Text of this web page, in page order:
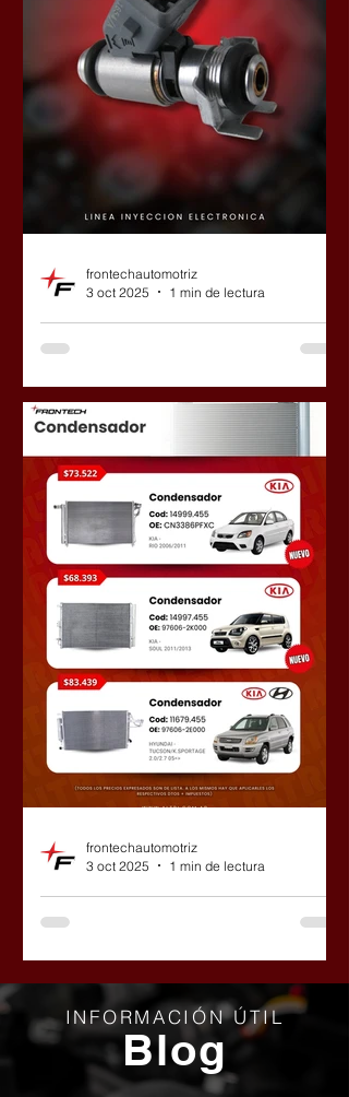
Actualización en nuestro
catálogo de Inyectores
Tuvimos nuevos ingresos y ya están
modificados todos los precios de lista.
en tu local, no dejes de comunicarte
con nosotros. Si sos cliente final,
podemos asesorarte y decirte en
donde encontrarlos.
frontechautomotriz
3 oct 2025
1 min de lectura
Nuevos ingresos en
condensadores Frontech
Dentro del catálogo que ya está
cargado en nuestra página, se van a
encontrar con los lanzamientos.
frontechautomotriz
3 oct 2025
1 min de lectura
INFORMACIÓN ÚTIL
Blog